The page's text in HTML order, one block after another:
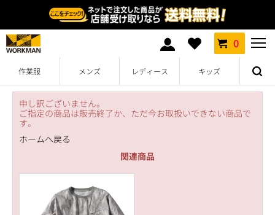
0
作業服 メンズ レディース キッズ
申し訳ございません。
ご指定の商品は販売終了か、ただ今お取扱いできない商品で
す。
ホームへ戻る
関連商品